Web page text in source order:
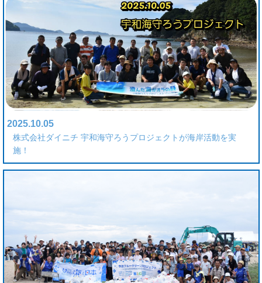
2025.10.05
株式会社ダイニチ 宇和海守ろうプロジェクトが海岸活動を実
施！